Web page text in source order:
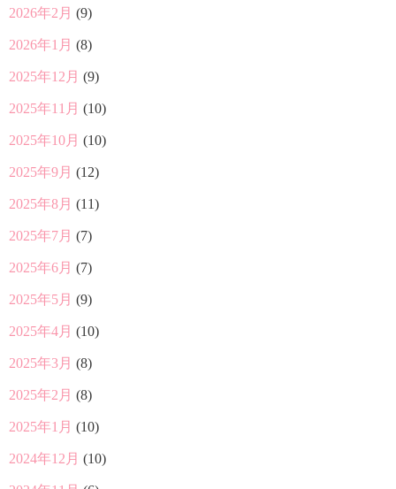
2026年2月 (9)
2026年1月 (8)
2025年12月 (9)
2025年11月 (10)
2025年10月 (10)
2025年9月 (12)
2025年8月 (11)
2025年7月 (7)
2025年6月 (7)
2025年5月 (9)
2025年4月 (10)
2025年3月 (8)
2025年2月 (8)
2025年1月 (10)
2024年12月 (10)